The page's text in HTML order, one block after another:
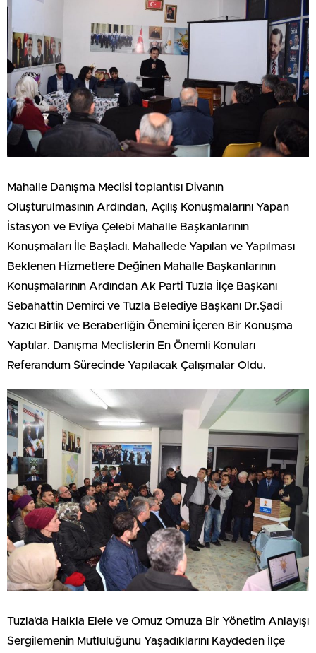
Mahalle Danışma Meclisi toplantısı Divanın
Oluşturulmasının Ardından, Açılış Konuşmalarını Yapan
İstasyon ve Evliya Çelebi Mahalle Başkanlarının
Konuşmaları İle Başladı. Mahallede Yapılan ve Yapılması
Beklenen Hizmetlere Değinen Mahalle Başkanlarının
Konuşmalarının Ardından Ak Parti Tuzla İlçe Başkanı
Sebahattin Demirci ve Tuzla Belediye Başkanı Dr.Şadi
Yazıcı Birlik ve Beraberliğin Önemini İçeren Bir Konuşma
Yaptılar. Danışma Meclislerin En Önemli Konuları
Referandum Sürecinde Yapılacak Çalışmalar Oldu.
Tuzla’da Halkla Elele ve Omuz Omuza Bir Yönetim Anlayışı
Sergilemenin Mutluluğunu Yaşadıklarını Kaydeden İlçe